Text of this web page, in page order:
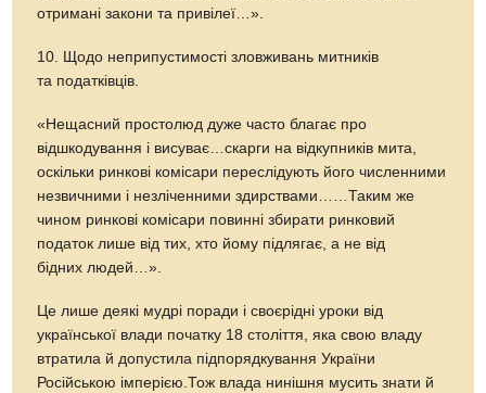
отримані закони та привілеї…».
10. Щодо неприпустимості зловживань митників
та податківців.
«Нещасний простолюд дуже часто благає про
відшкодування і висуває…скарги на відкупників мита,
оскільки ринкові комісари переслідують його численними
незвичними і незліченними здирствами……Таким же
чином ринкові комісари повинні збирати ринковий
податок лише від тих, хто йому підлягає, а не від
бідних людей…».
Це лише деякі мудрі поради і своєрідні уроки від
української влади початку 18 століття, яка свою владу
втратила й допустила підпорядкування України
Російською імперією.Тож влада нинішня мусить знати й